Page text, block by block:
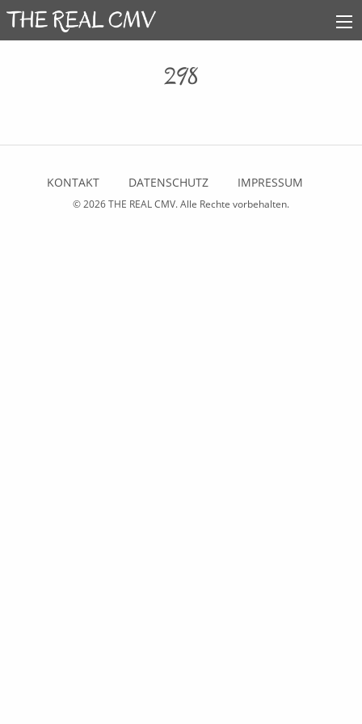
298
KONTAKT DATENSCHUTZ IMPRESSUM
© 2026THE REAL CMV. Alle Rechte vorbehalten.